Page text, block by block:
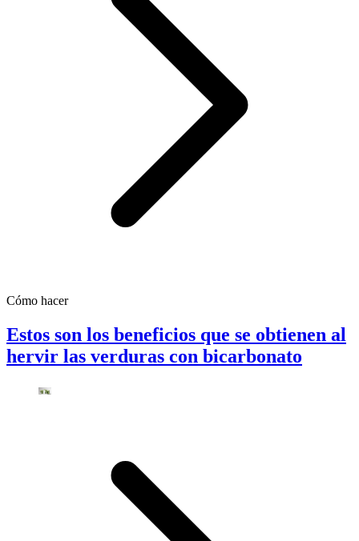
Cómo hacer
Estos son los beneficios que se obtienen al
hervir las verduras con bicarbonato